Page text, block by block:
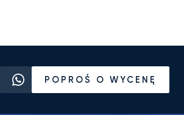
POPROŚ O WYCENĘ